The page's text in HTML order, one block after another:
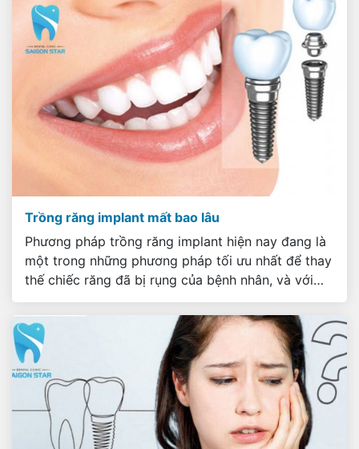
Trồng răng implant mất bao lâu
Phương pháp trồng răng implant hiện nay đang là
một trong những phương pháp tối ưu nhất để thay
thế chiếc răng đã bị rụng của bệnh nhân, và với
những ưu điểm như thời gian sử dụng gần như trọn
đời. Và đối với những bệnh nhân đã quan tâm
phương pháp này, câu […]